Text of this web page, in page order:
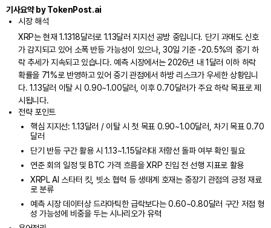
기사요약 by TokenPost.ai
시장 해석
XRP는 현재 1.1318달러로 1.13달러 지지선 공방 중입니다. 단기 과매도 신호
가 감지되고 있어 소폭 반등 가능성이 있으나, 30일 기준 -20.5%의 중기 하
락 추세가 지속되고 있습니다. 예측 시장에서는 2026년 내 1달러 이하 하락
확률을 71%로 반영하고 있어 중기 관점에서 하방 리스크가 우세한 상황입니
다. 1.13달러 이탈 시 0.90~1.00달러, 이후 0.70달러가 주요 하락 목표로 제
시됩니다.
전략 포인트
핵심 지지선: 1.13달러 / 이탈 시 첫 목표 0.90~1.00달러, 차기 목표 0.70
달러
단기 반등 구간 활용 시 1.13~1.15달러대 저항선 돌파 여부 확인 필요
연준 회의 일정 및 BTC 가격 흐름을 XRP 진입 전 선행 지표로 활용
XRPL AI 스타터 킷, 빗소 협력 등 생태계 호재는 중장기 관점의 긍정 재료
로 분류
예측 시장 데이터상 드라마틱한 급락보다는 0.60~0.80달러 구간 저점 형
성 가능성에 비중을 두는 시나리오가 유력